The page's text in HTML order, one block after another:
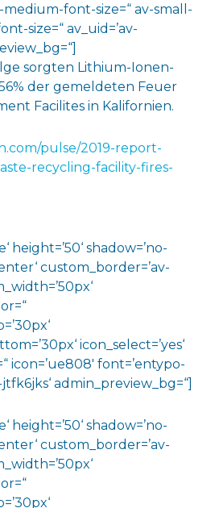
medium-font-size=“ av-small-
size=“ av_uid=’av-
sorgten Lithium-Ionen-
der gemeldeten Feuer
Facilites in Kalifornien.
pulse/2019-report-
recycling-facility-fires-
height=’50‘ shadow=’no-
custom_border=’av-
icon_select=’yes‘
icon=’ue808′ font=’entypo-
admin_preview_bg=“]
height=’50‘ shadow=’no-
custom_border=’av-